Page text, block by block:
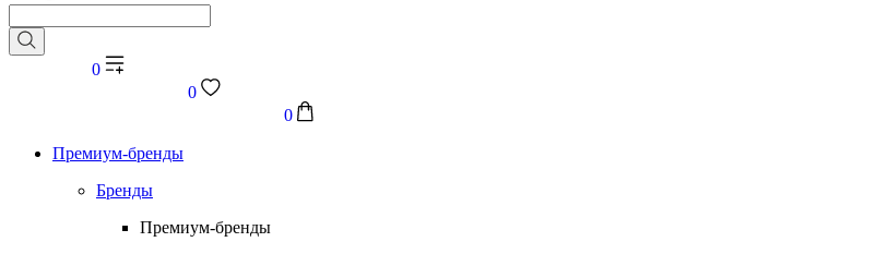
0
0
0
Премиум-бренды
Бренды
Премиум-бренды